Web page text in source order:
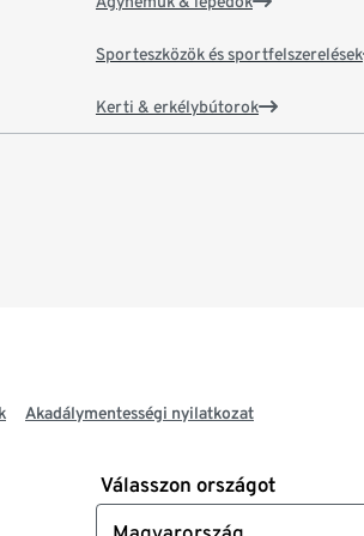
Sporteszközök és sportfelszerelések
Kerti & erkélybútorok
Akadálymentességi nyilatkozat
Válasszon országot